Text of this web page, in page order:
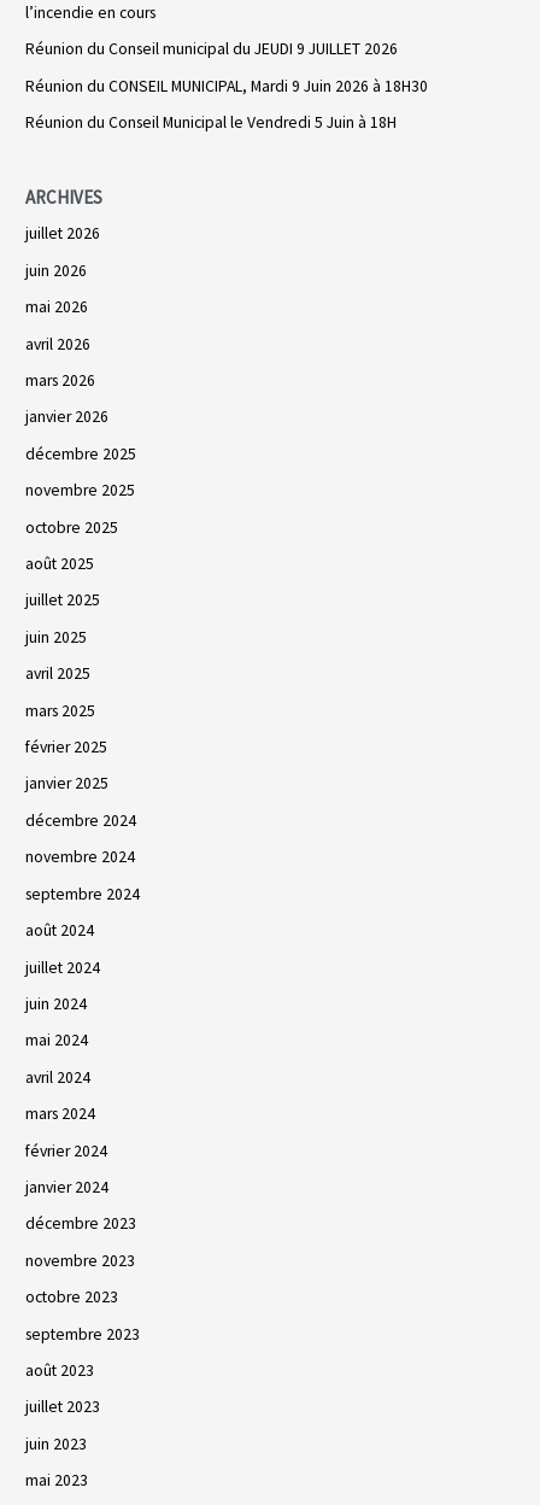
h
e
r
l’incendie en cours
Réunion du Conseil municipal du JEUDI 9 JUILLET 2026
Réunion du CONSEIL MUNICIPAL, Mardi 9 Juin 2026 à 18H30
Réunion du Conseil Municipal le Vendredi 5 Juin à 18H
ARCHIVES
juillet 2026
juin 2026
mai 2026
avril 2026
mars 2026
janvier 2026
décembre 2025
novembre 2025
octobre 2025
août 2025
juillet 2025
juin 2025
avril 2025
mars 2025
février 2025
janvier 2025
décembre 2024
novembre 2024
septembre 2024
août 2024
juillet 2024
juin 2024
mai 2024
avril 2024
mars 2024
février 2024
janvier 2024
décembre 2023
novembre 2023
octobre 2023
septembre 2023
août 2023
juillet 2023
juin 2023
mai 2023